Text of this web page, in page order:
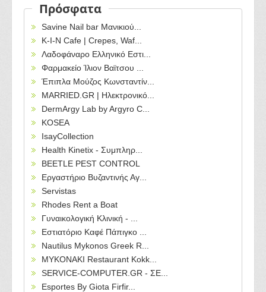
Πρόσφατα
Savine Nail bar Μανικιού...
Κ-Ι-Ν Cafe | Crepes, Waf...
Λαδοφάναρο Ελληνικό Εστι...
Φαρμακείο Ίλιον Βαϊτσου ...
Έπιπλα Μούζος Κωνσταντίν...
MARRIED.GR | Ηλεκτρονικό...
DermArgy Lab by Argyro C...
KOSEA
IsayCollection
Health Kinetix - Συμπληρ...
BEETLE PEST CONTROL
Εργαστήριο Βυζαντινής Αγ...
Servistas
Rhodes Rent a Boat
Γυναικολογική Κλινική - ...
Εστιατόριο Καφέ Πάπιγκο ...
Nautilus Mykonos Greek R...
MYKONAKI Restaurant Kokk...
SERVICE-COMPUTER.GR - ΣΕ...
Esportes By Giota Firfir...